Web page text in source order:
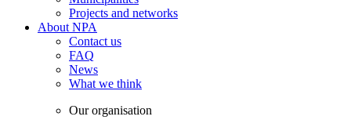
Projects and networks
About NPA
Contact us
FAQ
News
What we think
Our organisation